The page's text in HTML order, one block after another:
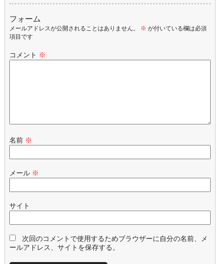
フォーム
メールアドレスが公開されることはありません。 ※ が付いている欄は必須
項目です
コメント ※
名前 ※
メール ※
サイト
次回のコメントで使用するためブラウザーに自分の名前、メ
ールアドレス、サイトを保存する。